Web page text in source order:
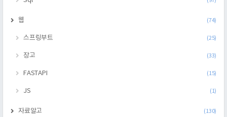
웹 (74)
스프링부트 (25)
장고 (33)
FASTAPI (15)
JS (1)
자료알고 (130)